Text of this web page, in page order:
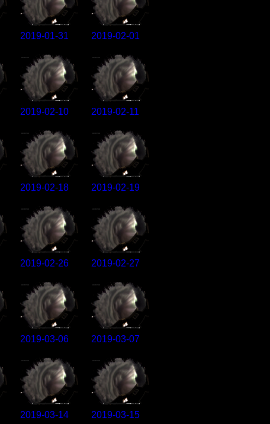
2019-01-31 2019-02-01
2019-02-10 2019-02-11
2019-02-18 2019-02-19
2019-02-26 2019-02-27
2019-03-06 2019-03-07
2019-03-14 2019-03-15